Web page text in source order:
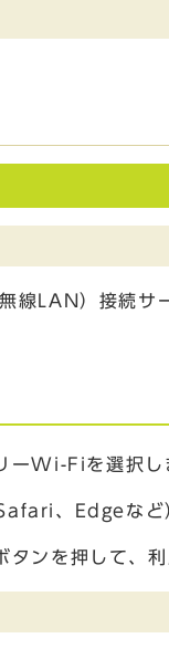
線LAN）接続サ
ーWi-Fiを選択し
、Edgeなど
ンを押して、利